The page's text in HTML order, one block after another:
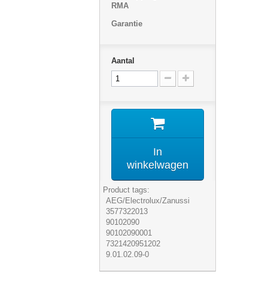
RMA
Garantie
Aantal
In
winkelwagen
Product tags:
AEG/Electrolux/Zanussi
3577322013
90102090
90102090001
7321420951202
9.01.02.09-0